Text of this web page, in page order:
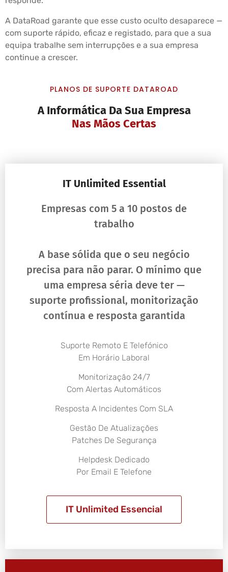
A DataRoad garante que esse custo oculto desaparece —
com suporte rápido, eficaz e registado, para que a sua
equipa trabalhe sem interrupções e a sua empresa
continue a crescer.
PLANOS DE SUPORTE DATAROAD
A Informática Da Sua Empresa
Nas Mãos Certas
IT Unlimited Essential
Empresas com 5 a 10 postos de
trabalho
A base sólida que o seu negócio
precisa para não parar. O mínimo que
uma empresa séria deve ter —
suporte profissional, monitorização
contínua e resposta garantida
Suporte Remoto E Telefónico
Em Horário Laboral
Monitorização 24/7
Com Alertas Automáticos
Resposta A Incidentes Com SLA
Gestão De Atualizações
Patches De Segurança
Helpdesk Dedicado
Por Email E Telefone
IT Unlimited Essencial